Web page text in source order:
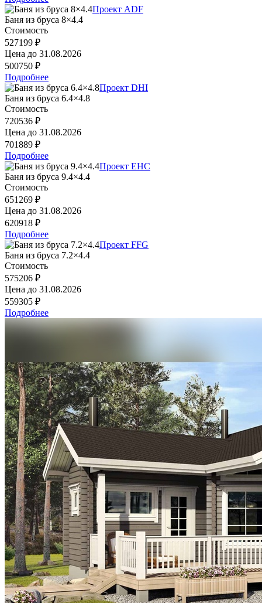
Проект ADF
Баня из бруса 8×4.4
Стоимость
527199 ₽
Цена до 31.08.2026
500750 ₽
Подробнее
Проект DHI
Баня из бруса 6.4×4.8
Стоимость
720536 ₽
Цена до 31.08.2026
701889 ₽
Подробнее
Проект EHC
Баня из бруса 9.4×4.4
Стоимость
651269 ₽
Цена до 31.08.2026
620918 ₽
Подробнее
Проект FFG
Баня из бруса 7.2×4.4
Стоимость
575206 ₽
Цена до 31.08.2026
559305 ₽
Подробнее